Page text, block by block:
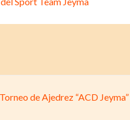
de Ajedrez “ACD Jeyma”